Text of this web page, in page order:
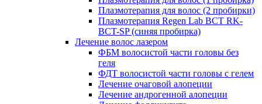
Плазмотерапия для волос (2 пробирки)
Плазмотерапия Regen Lab BCT RK-
BCT-SP (синяя пробирка)
Лечение волос лазером
ФБМ волосистой части головы без
геля
ФДТ волосистой части головы с гелем
Лечение очаговой алопеции
Лечение андрогенной алопеции